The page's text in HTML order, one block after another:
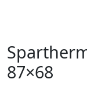
87×68